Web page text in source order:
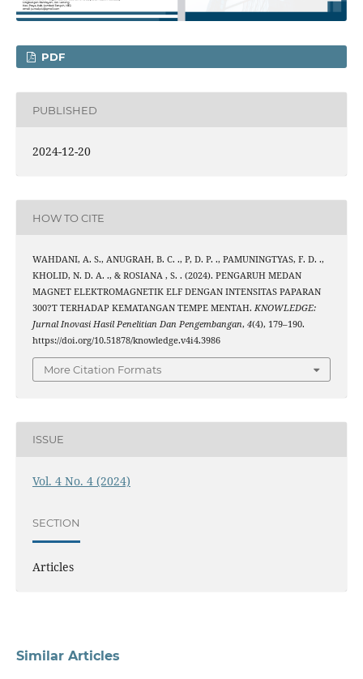
PDF
PUBLISHED
2024-12-20
HOW TO CITE
WAHDANI, A. S., ANUGRAH, B. C. ., P, D. P. ., PAMUNINGTYAS, F. D. .,
KHOLID, N. D. A. ., & ROSIANA , S. . (2024). PENGARUH MEDAN
MAGNET ELEKTROMAGNETIK ELF DENGAN INTENSITAS PAPARAN
300?T TERHADAP KEMATANGAN TEMPE MENTAH. KNOWLEDGE:
Jurnal Inovasi Hasil Penelitian Dan Pengembangan, 4(4), 179–190.
https://doi.org/10.51878/knowledge.v4i4.3986
More Citation Formats
ISSUE
Vol. 4 No. 4 (2024)
SECTION
Articles
Similar Articles